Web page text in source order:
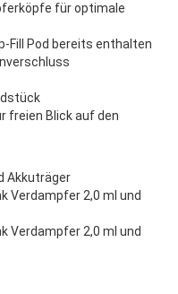
für optimale
Fill Pod bereits enthalten
freien Blick auf den
Akkuträger
Verdampfer 2,0 ml und
Verdampfer 2,0 ml und